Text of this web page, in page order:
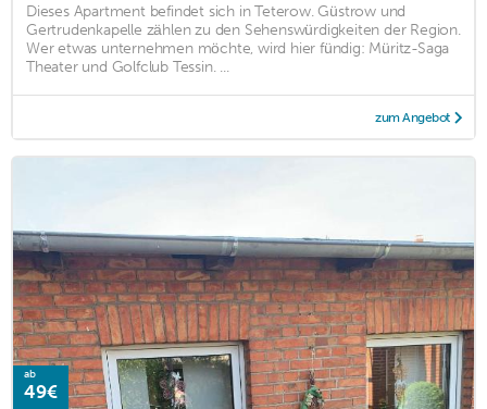
Dieses Apartment befindet sich in Teterow. Güstrow und
Gertrudenkapelle zählen zu den Sehenswürdigkeiten der Region.
Wer etwas unternehmen möchte, wird hier fündig: Müritz-Saga
Theater und Golfclub Tessin. ...
zum Angebot
ab
49€